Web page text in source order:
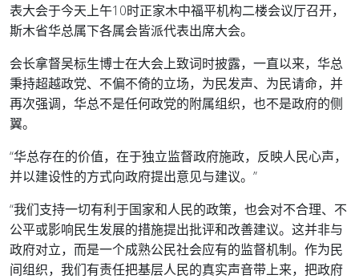
表大会于今天上午10时正家木中福平机构二楼会议厅召开，
斯木省华总属下各属会皆派代表出席大会。
会长拿督吴标生博士在大会上致词时披露，一直以来，华总
秉持超越政党、不偏不倚的立场，为民发声、为民请命，并
再次强调，华总不是任何政党的附属组织，也不是政府的侧
翼。
“华总存在的价值，在于独立监督政府施政，反映人民心声，
并以建设性的方式向政府提出意见与建议。”
“我们支持一切有利于国家和人民的政策，也会对不合理、不
公平或影响民生发展的措施提出批评和改善建议。这并非与
政府对立，而是一个成熟公民社会应有的监督机制。作为民
间组织，我们有责任把基层人民的真实声音带上来，把政府